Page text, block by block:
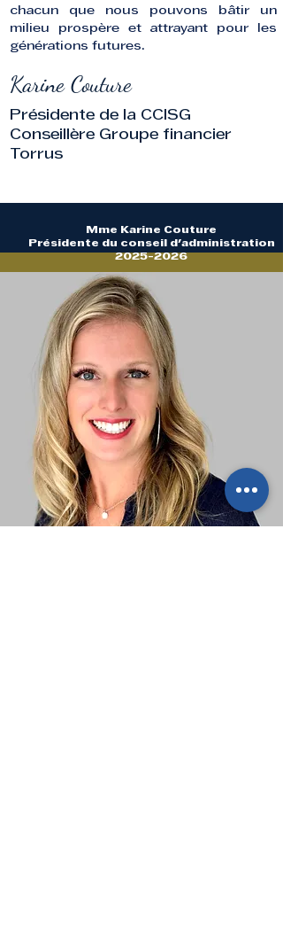
chacun que nous pouvons bâtir un
milieu prospère et attrayant pour les
générations futures.
Karine Couture
Présidente de la CCISG
Conseillère Groupe financier
Torrus
Mme Karine Couture
Présidente du conseil d'administration
2025-2026